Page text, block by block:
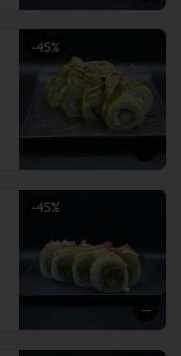
-45%
-45%